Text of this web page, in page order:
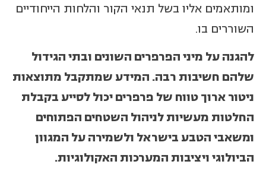
ומותאמים אליו בשל תנאי הקור והלחות הייחודיים
השוררים בו.
להגנה על מיני הפרפרים השונים ובתי הגידול
שלהם חשיבות רבה. המידע שמתקבל מתוצאות
ניטור ארוך טווח של פרפרים יכול לסייע בקבלת
החלטות מעשיות לניהול השטחים הפתוחים
ומשאבי הטבע בישראל ולשמירה על המגוון
הביולוגי ויציבות המערכות האקולוגיות.